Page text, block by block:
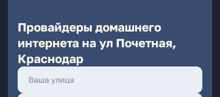
Провайдеры домашнего
интернета на ул Почетная,
Краснодар